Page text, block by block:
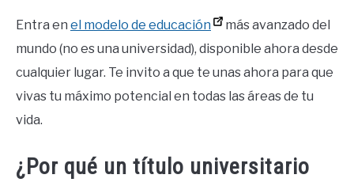
Entra en el modelo de educación
más avanzado del
mundo (no es una universidad), disponible ahora desde
cualquier lugar. Te invito a que te unas ahora para que
vivas tu máximo potencial en todas las áreas de tu
vida.
¿Por qué un título universitario